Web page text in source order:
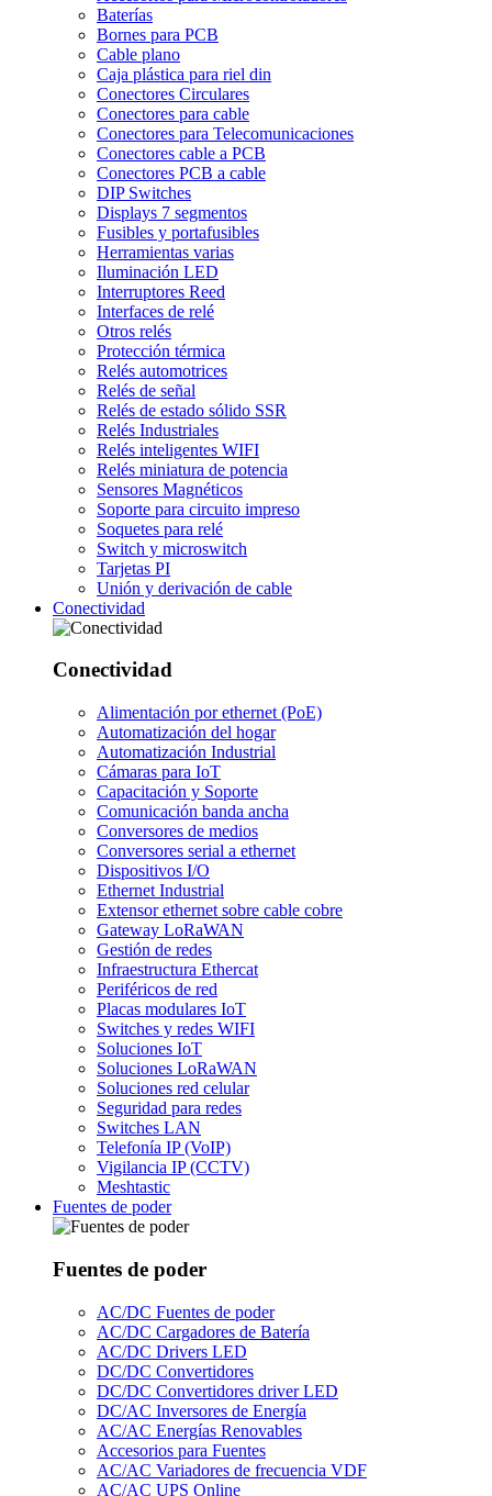
Baterías
Bornes para PCB
Cable plano
Caja plástica para riel din
Conectores Circulares
Conectores para cable
Conectores para Telecomunicaciones
Conectores cable a PCB
Conectores PCB a cable
DIP Switches
Displays 7 segmentos
Fusibles y portafusibles
Herramientas varias
Iluminación LED
Interruptores Reed
Interfaces de relé
Otros relés
Protección térmica
Relés automotrices
Relés de señal
Relés de estado sólido SSR
Relés Industriales
Relés inteligentes WIFI
Relés miniatura de potencia
Sensores Magnéticos
Soporte para circuito impreso
Soquetes para relé
Switch y microswitch
Tarjetas PI
Unión y derivación de cable
Conectividad
Conectividad
Alimentación por ethernet (PoE)
Automatización del hogar
Automatización Industrial
Cámaras para IoT
Capacitación y Soporte
Comunicación banda ancha
Conversores de medios
Conversores serial a ethernet
Dispositivos I/O
Ethernet Industrial
Extensor ethernet sobre cable cobre
Gateway LoRaWAN
Gestión de redes
Infraestructura Ethercat
Periféricos de red
Placas modulares IoT
Switches y redes WIFI
Soluciones IoT
Soluciones LoRaWAN
Soluciones red celular
Seguridad para redes
Switches LAN
Telefonía IP (VoIP)
Vigilancia IP (CCTV)
Meshtastic
Fuentes de poder
Fuentes de poder
AC/DC Fuentes de poder
AC/DC Cargadores de Batería
AC/DC Drivers LED
DC/DC Convertidores
DC/DC Convertidores driver LED
DC/AC Inversores de Energía
AC/AC Energías Renovables
Accesorios para Fuentes
AC/AC Variadores de frecuencia VDF
AC/AC UPS Online